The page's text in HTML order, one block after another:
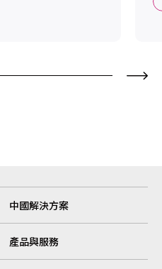
中國解決方案
產品與服務